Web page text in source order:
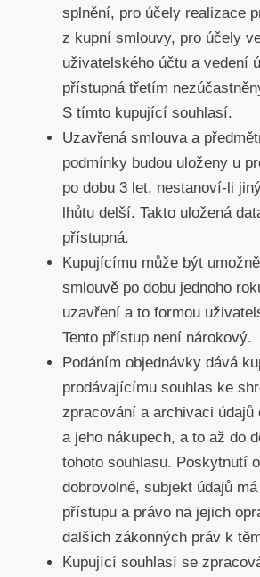
splnění, pro účely realizace
z kupní smlouvy, pro účely
uživatelského účtu a vedení
přístupná třetím
S tímto kupující souhlasí.
Uzavřená smlouva a
podmínky budou uloženy u
po dobu 3 let, nestanoví-li
lhůtu delší. Takto uložená
přístupná.
Kupujícímu může být
smlouvě po dobu jednoho
uzavření a to formou
Tento přístup není nárokový.
Podáním objednávky dává
prodávajícímu souhlas ke
zpracování a archivaci údajů
a jeho nákupech, a to až do
tohoto souhlasu. Poskytnutí
dobrovolné, subjekt údajů
přístupu a právo na jejich
dalších zákonných práv k
Kupující souhlasí se